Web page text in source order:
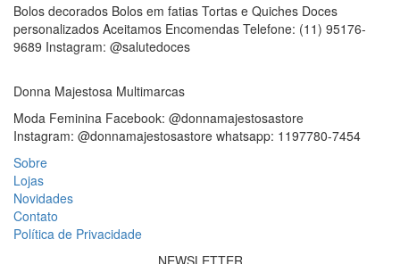
Bolos decorados Bolos em fatias Tortas e Quiches Doces
personalizados Aceitamos Encomendas Telefone: (11) 95176-
9689 Instagram: @salutedoces
Donna Majestosa Multimarcas
Moda Feminina Facebook: @donnamajestosastore
Instagram: @donnamajestosastore whatsapp: 1197780-7454
Sobre
Lojas
Novidades
Contato
Política de Privacidade
NEWSLETTER